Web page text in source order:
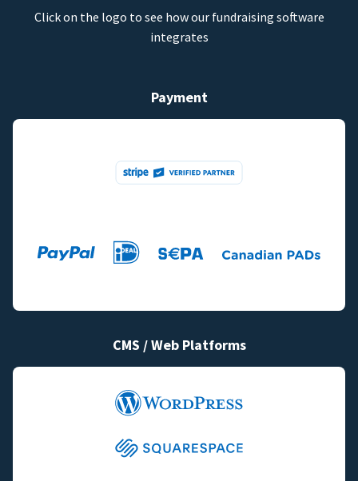
Click on the logo to see how our fundraising software
integrates
Payment
CMS / Web Platforms